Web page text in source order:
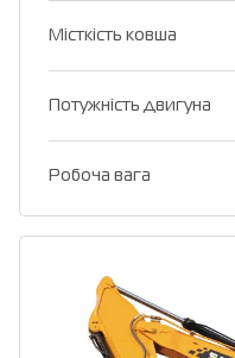
Місткість ковша
Потужність двигуна
Робоча вага